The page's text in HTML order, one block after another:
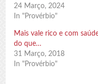
24 Março, 2024
In "Provérbio"
Mais vale rico e com
do que…
31 Março, 2018
In "Provérbio"